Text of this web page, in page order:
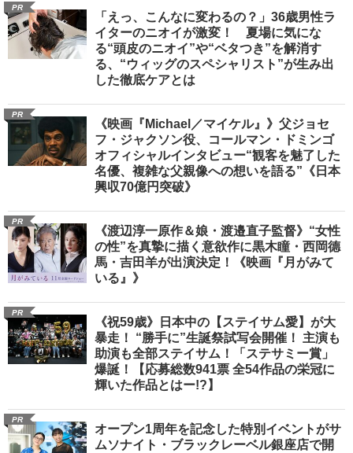
PR
「えっ、こんなに変わるの？」36歳男性ラ
イターのニオイが激変！ 夏場に気にな
る“頭皮のニオイ”や“ベタつき”を解消す
る、“ウィッグのスペシャリスト”が生み出
した徹底ケアとは
PR
《映画『Michael／マイケル』》父ジョセ
フ・ジャクソン役、コールマン・ドミンゴ
オフィシャルインタビュー“観客を魅了した
名優、複雑な父親像への想いを語る”《日本
興収70億円突破》
PR
《渡辺淳一原作＆娘・渡邉直子監督》“女性
の性”を真摯に描く意欲作に黒木瞳・西岡德
馬・吉田羊が出演決定！《映画『月がみて
いる』》
PR
《祝59歳》日本中の【ステイサム愛】が大
暴走！ “勝手に”生誕祭試写会開催！ 主演も
助演も全部ステイサム！「ステサミー賞」
爆誕！【応募総数941票 全54作品の栄冠に
輝いた作品とはー!?】
PR
オープン1周年を記念した特別イベントがサ
ムソナイト・ブラックレーベル銀座店で開